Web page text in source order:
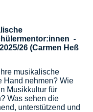
-
26 (Carmen Heß
musikalische
Hand nehmen? Wie
Musikkultur für
Was sehen die
unterstützend und